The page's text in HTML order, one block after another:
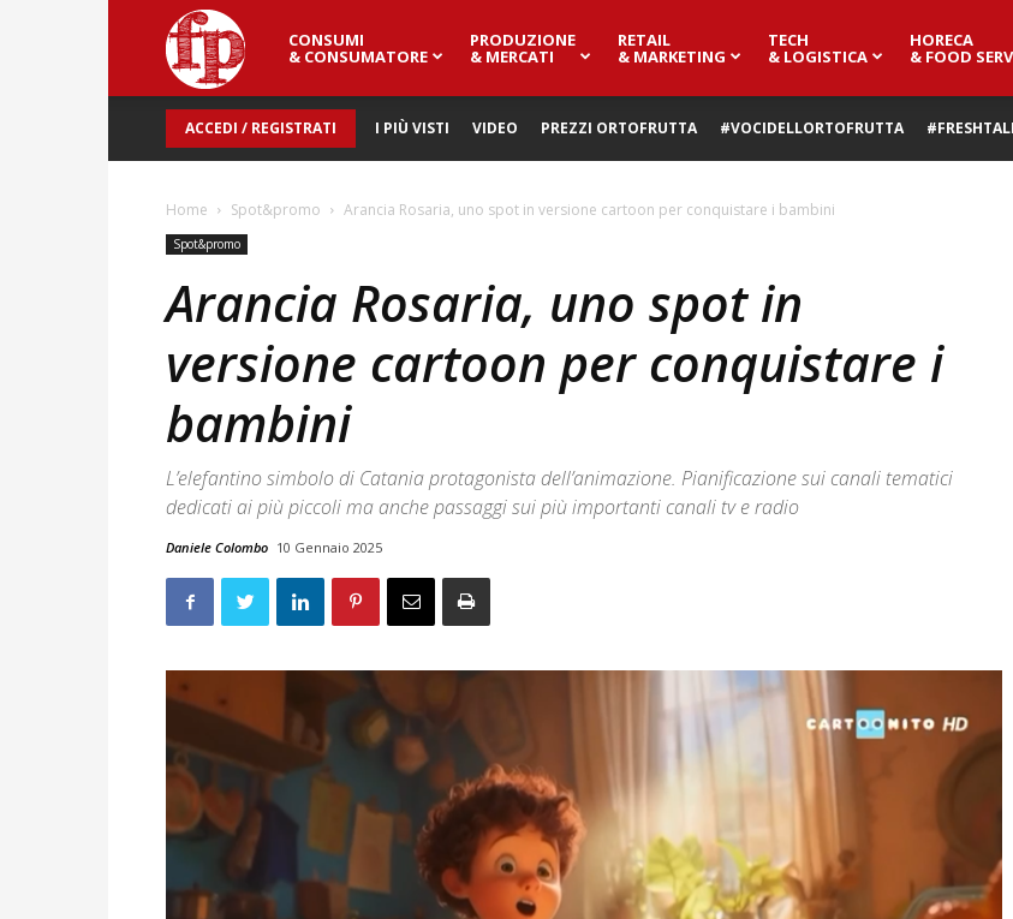
Fresh
Point
CONSUMI
& CONSUMATORE
PRODUZIONE
& MERCATI
RETAIL
& MARKETING
TECH
& LOGISTICA
HORECA
& FOOD
ACCEDI / REGISTRATI I PIÙ VISTI VIDEO PREZZI ORTOFRUTTA #VOCIDELLORTOFRUTTA
Home Spot&promo Arancia Rosaria, uno spot in versione cartoon per conquistare i bambini
Spot&promo
Arancia Rosaria, uno spot in
versione cartoon per conquistare i
bambini
L’elefantino simbolo di Catania protagonista dell’animazione. Pianificazione sui canali tematici
dedicati ai più piccoli ma anche passaggi sui più importanti canali tv e radio
Daniele Colombo 10 Gennaio 2025